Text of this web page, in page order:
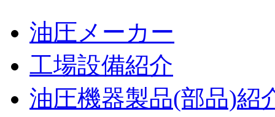
油圧メーカー
工場設備紹介
油圧機器製品(部品)紹